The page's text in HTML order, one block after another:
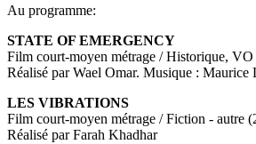
Au programme:
STATE OF EMERGENCY
Film court-moyen métrage / Historique,
Réalisé par Wael Omar. Musique : Maurice
LES VIBRATIONS
Film court-moyen métrage / Fiction - autre
Réalisé par Farah Khadhar